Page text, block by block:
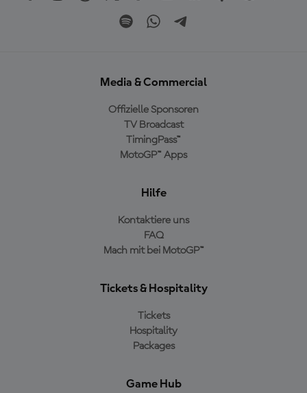
Media & Commercial
Offizielle Sponsoren
TV Broadcast
TimingPass™
MotoGP™ Apps
Hilfe
Kontaktiere uns
FAQ
Mach mit bei MotoGP™
Tickets & Hospitality
Tickets
Hospitality
Packages
Game Hub